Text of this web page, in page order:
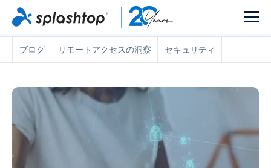
ブログ リモートアクセスの洞察 セキュリティ